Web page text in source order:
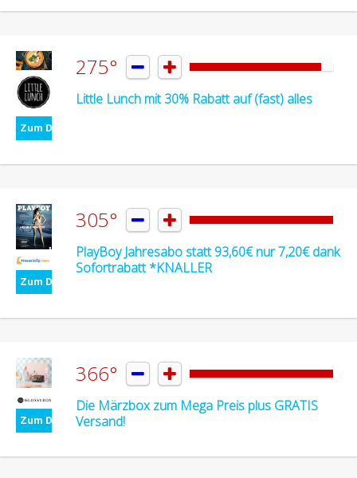
Zum Deal
275°  
Little Lunch mit 30% Rabatt auf (fast) alles
Zum Deal
305°  
PlayBoy Jahresabo statt 93,60€ nur 7,20€ dank
Sofortrabatt *KNALLER
Zum Deal
366°  
Die Märzbox zum Mega Preis plus GRATIS
Versand!